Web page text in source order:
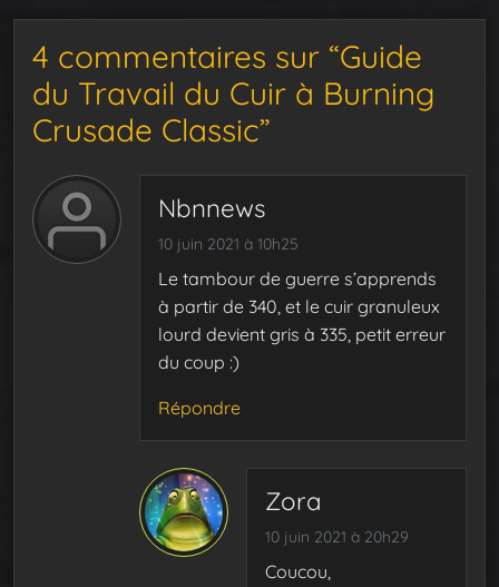
4 commentaires sur “Guide
du Travail du Cuir à Burning
Crusade Classic”
Nbnnews
10 juin 2021 à 10h25
Le tambour de guerre s’apprends
à partir de 340, et le cuir granuleux
lourd devient gris à 335, petit erreur
du coup :)
Répondre
Zora
10 juin 2021 à 20h29
Coucou,